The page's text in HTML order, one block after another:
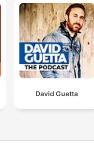
David Guetta